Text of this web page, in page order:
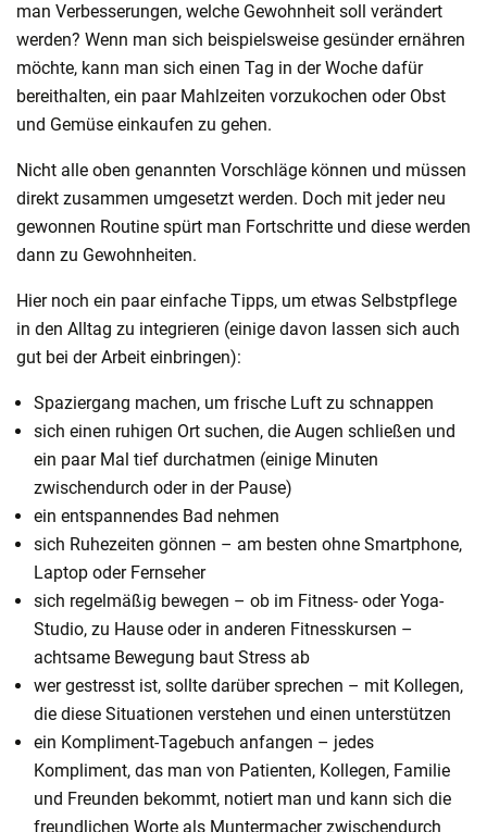
man Verbesserungen, welche Gewohnheit soll verändert
werden? Wenn man sich beispielsweise gesünder ernähren
möchte, kann man sich einen Tag in der Woche dafür
bereithalten, ein paar Mahlzeiten vorzukochen oder Obst
und Gemüse einkaufen zu gehen.
Nicht alle oben genannten Vorschläge können und müssen
direkt zusammen umgesetzt werden. Doch mit jeder neu
gewonnen Routine spürt man Fortschritte und diese werden
dann zu Gewohnheiten.
Hier noch ein paar einfache Tipps, um etwas Selbstpflege
in den Alltag zu integrieren (einige davon lassen sich auch
gut bei der Arbeit einbringen):
Spaziergang machen, um frische Luft zu schnappen
sich einen ruhigen Ort suchen, die Augen schließen und
ein paar Mal tief durchatmen (einige Minuten
zwischendurch oder in der Pause)
ein entspannendes Bad nehmen
sich Ruhezeiten gönnen – am besten ohne Smartphone,
Laptop oder Fernseher
sich regelmäßig bewegen – ob im Fitness- oder Yoga-
Studio, zu Hause oder in anderen Fitnesskursen –
achtsame Bewegung baut Stress ab
wer gestresst ist, sollte darüber sprechen – mit Kollegen,
die diese Situationen verstehen und einen unterstützen
ein Kompliment-Tagebuch anfangen – jedes
Kompliment, das man von Patienten, Kollegen, Familie
und Freunden bekommt, notiert man und kann sich die
freundlichen Worte als Muntermacher zwischendurch